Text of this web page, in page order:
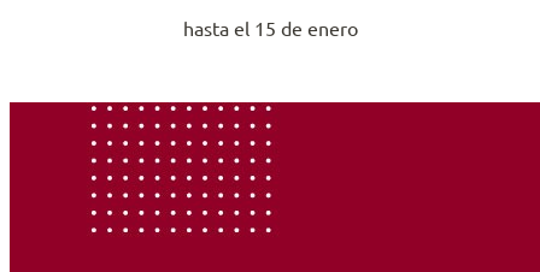
hasta el 15 de enero